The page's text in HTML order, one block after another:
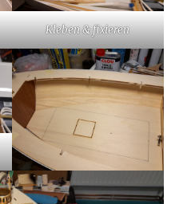
Kleben & fixieren